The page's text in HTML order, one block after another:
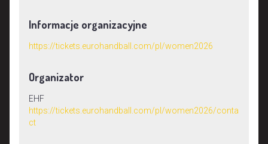
Informacje organizacyjne
https://tickets.eurohandball.com/pl/women2026
Organizator
EHF
https://tickets.eurohandball.com/pl/women2026/conta
ct